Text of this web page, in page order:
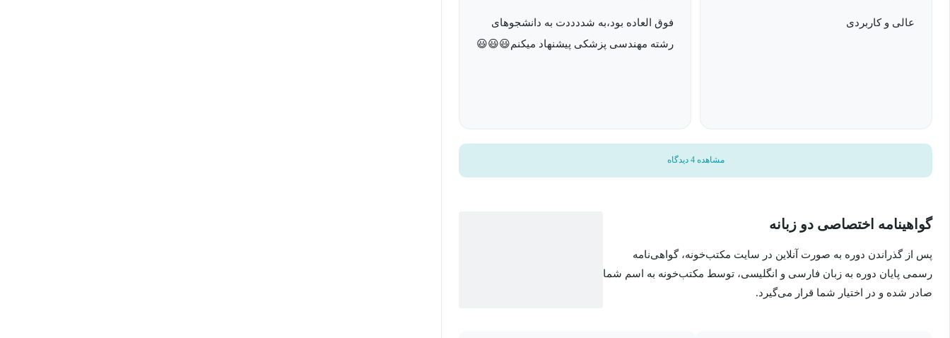
عالی و کاربردی
فوق العاده بود،به شددددت به دانشجوهای
رشته مهندسی پزشکی پیشنهاد میکنم😃😃😃
مشاهده 4 دیدگاه
گواهینامه اختصاصی دو زبانه
پس از گذراندن دوره به صورت آنلاین در سایت مکتب‌خونه، گواهی‌نامه
رسمی پایان دوره به زبان فارسی و انگلیسی، توسط مکتب‌خونه به اسم شما
صادر شده و در اختیار شما قرار می‌گیرد.